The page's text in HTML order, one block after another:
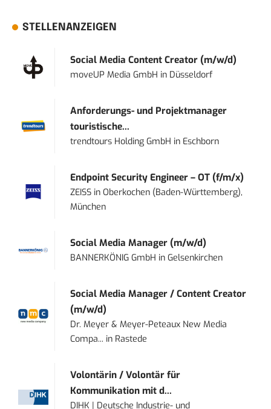
STELLENANZEIGEN
Social Media Content Creator (m/w/d)
moveUP Media GmbH in Düsseldorf
Anforderungs- und Projektmanager
touristische...
trendtours Holding GmbH in Eschborn
Endpoint Security Engineer – OT (f/m/x)
ZEISS inOberkochen (Baden-Württemberg),
München
Social Media Manager (m/w/d)
BANNERKÖNIG GmbH inGelsenkirchen
Social Media Manager / Content Creator
(m/w/d)
Dr. Meyer & Meyer-Peteaux New Media
Compa... in Rastede
Volontärin / Volontär für
Kommunikation mit d...
DIHK | Deutsche Industrie- und